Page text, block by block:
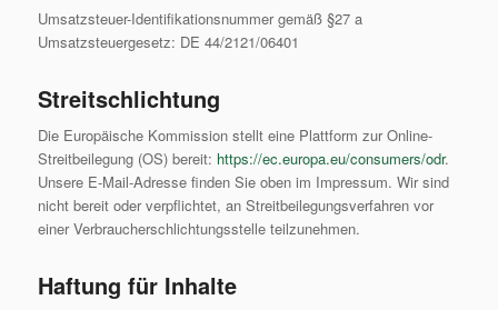
Umsatzsteuer-Identifikationsnummer gemäß §27 a
Umsatzsteuergesetz: DE 44/2121/06401
Streitschlichtung
Die Europäische Kommission stellt eine Plattform zur Online-
Streitbeilegung (OS) bereit: https://ec.europa.eu/consumers/odr.
Unsere E-Mail-Adresse finden Sie oben im Impressum. Wir sind
nicht bereit oder verpflichtet, an Streitbeilegungsverfahren vor
einer Verbraucherschlichtungsstelle teilzunehmen.
Haftung für Inhalte